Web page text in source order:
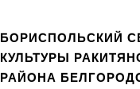
БОРИСПОЛЬСКИЙ
КУЛЬТУРЫ
РАЙОНА